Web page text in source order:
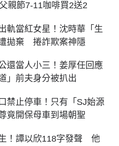
親節7-11咖啡買2送2
軌當紅女星！沈時華「生
拋棄 捲詐欺案神隱
還當人小三！姜厚任回應
」前夫身分被扒出
禁止停車！只有「SJ始源
竟開保母車到場朝聖
！譚以欣118字發聲 他